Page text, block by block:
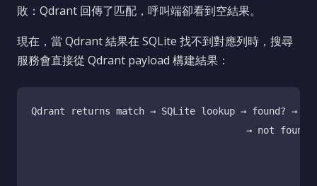
敗：Qdrant 回傳了匹配，呼叫端卻看到空結果。
現在，當 Qdrant 結果在 SQLite 找不到對應列時，搜尋
服務會直接從 Qdrant payload 構建結果：
Qdrant returns match → SQLite lookup → found? →
→ not